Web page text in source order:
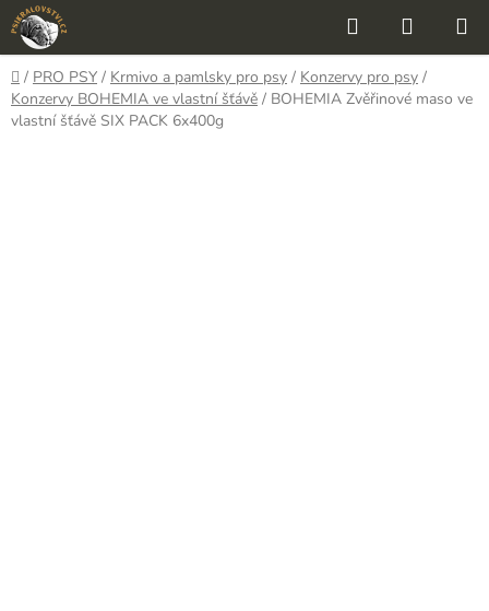
Přejít
na
obsah
Hledat
KOŠÍK
Domů
/ PRO PSY / Krmivo a pamlsky pro psy / Konzervy pro psy /
Konzervy BOHEMIA ve vlastní šťávě / BOHEMIA Zvěřinové maso ve
vlastní šťávě SIX PACK 6x400g